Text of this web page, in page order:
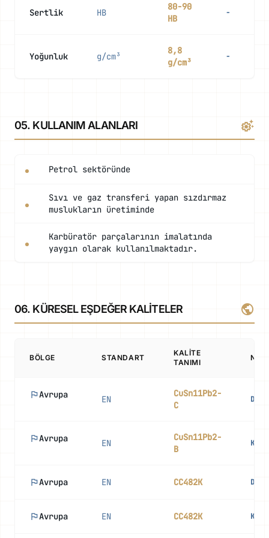
Sertlik HB
80-90
HB
-
Yoğunluk g/cm³
8,8
g/cm³
-
05. KULLANIM ALANLARI settings_suggest
Petrol sektöründe
Sıvı ve gaz transferi yapan sızdırmaz
muslukların üretiminde
Karbüratör parçalarının imalatında
yaygın olarak kullanılmaktadır.
06. KÜRESEL EŞDEĞER KALITELER public
BÖLGE STANDART
KALITE
TANIMI
flagAvrupa EN
CuSn11Pb2-
C
flagAvrupa EN
CuSn11Pb2-
B
flagAvrupa EN CC482K
flagAvrupa EN CC482K